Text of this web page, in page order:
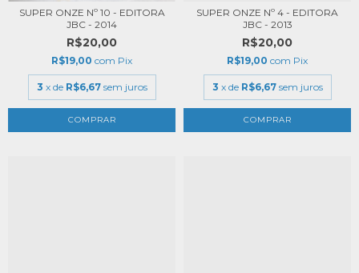
SUPER ONZE Nº 10 - EDITORA
JBC - 2014
R$20,00
R$19,00 com Pix
3 x de R$6,67 sem juros
SUPER ONZE Nº 4 - EDITORA
JBC - 2013
R$20,00
R$19,00 com Pix
3 x de R$6,67 sem juros